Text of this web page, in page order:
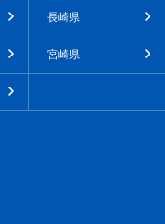
長崎県
宮崎県